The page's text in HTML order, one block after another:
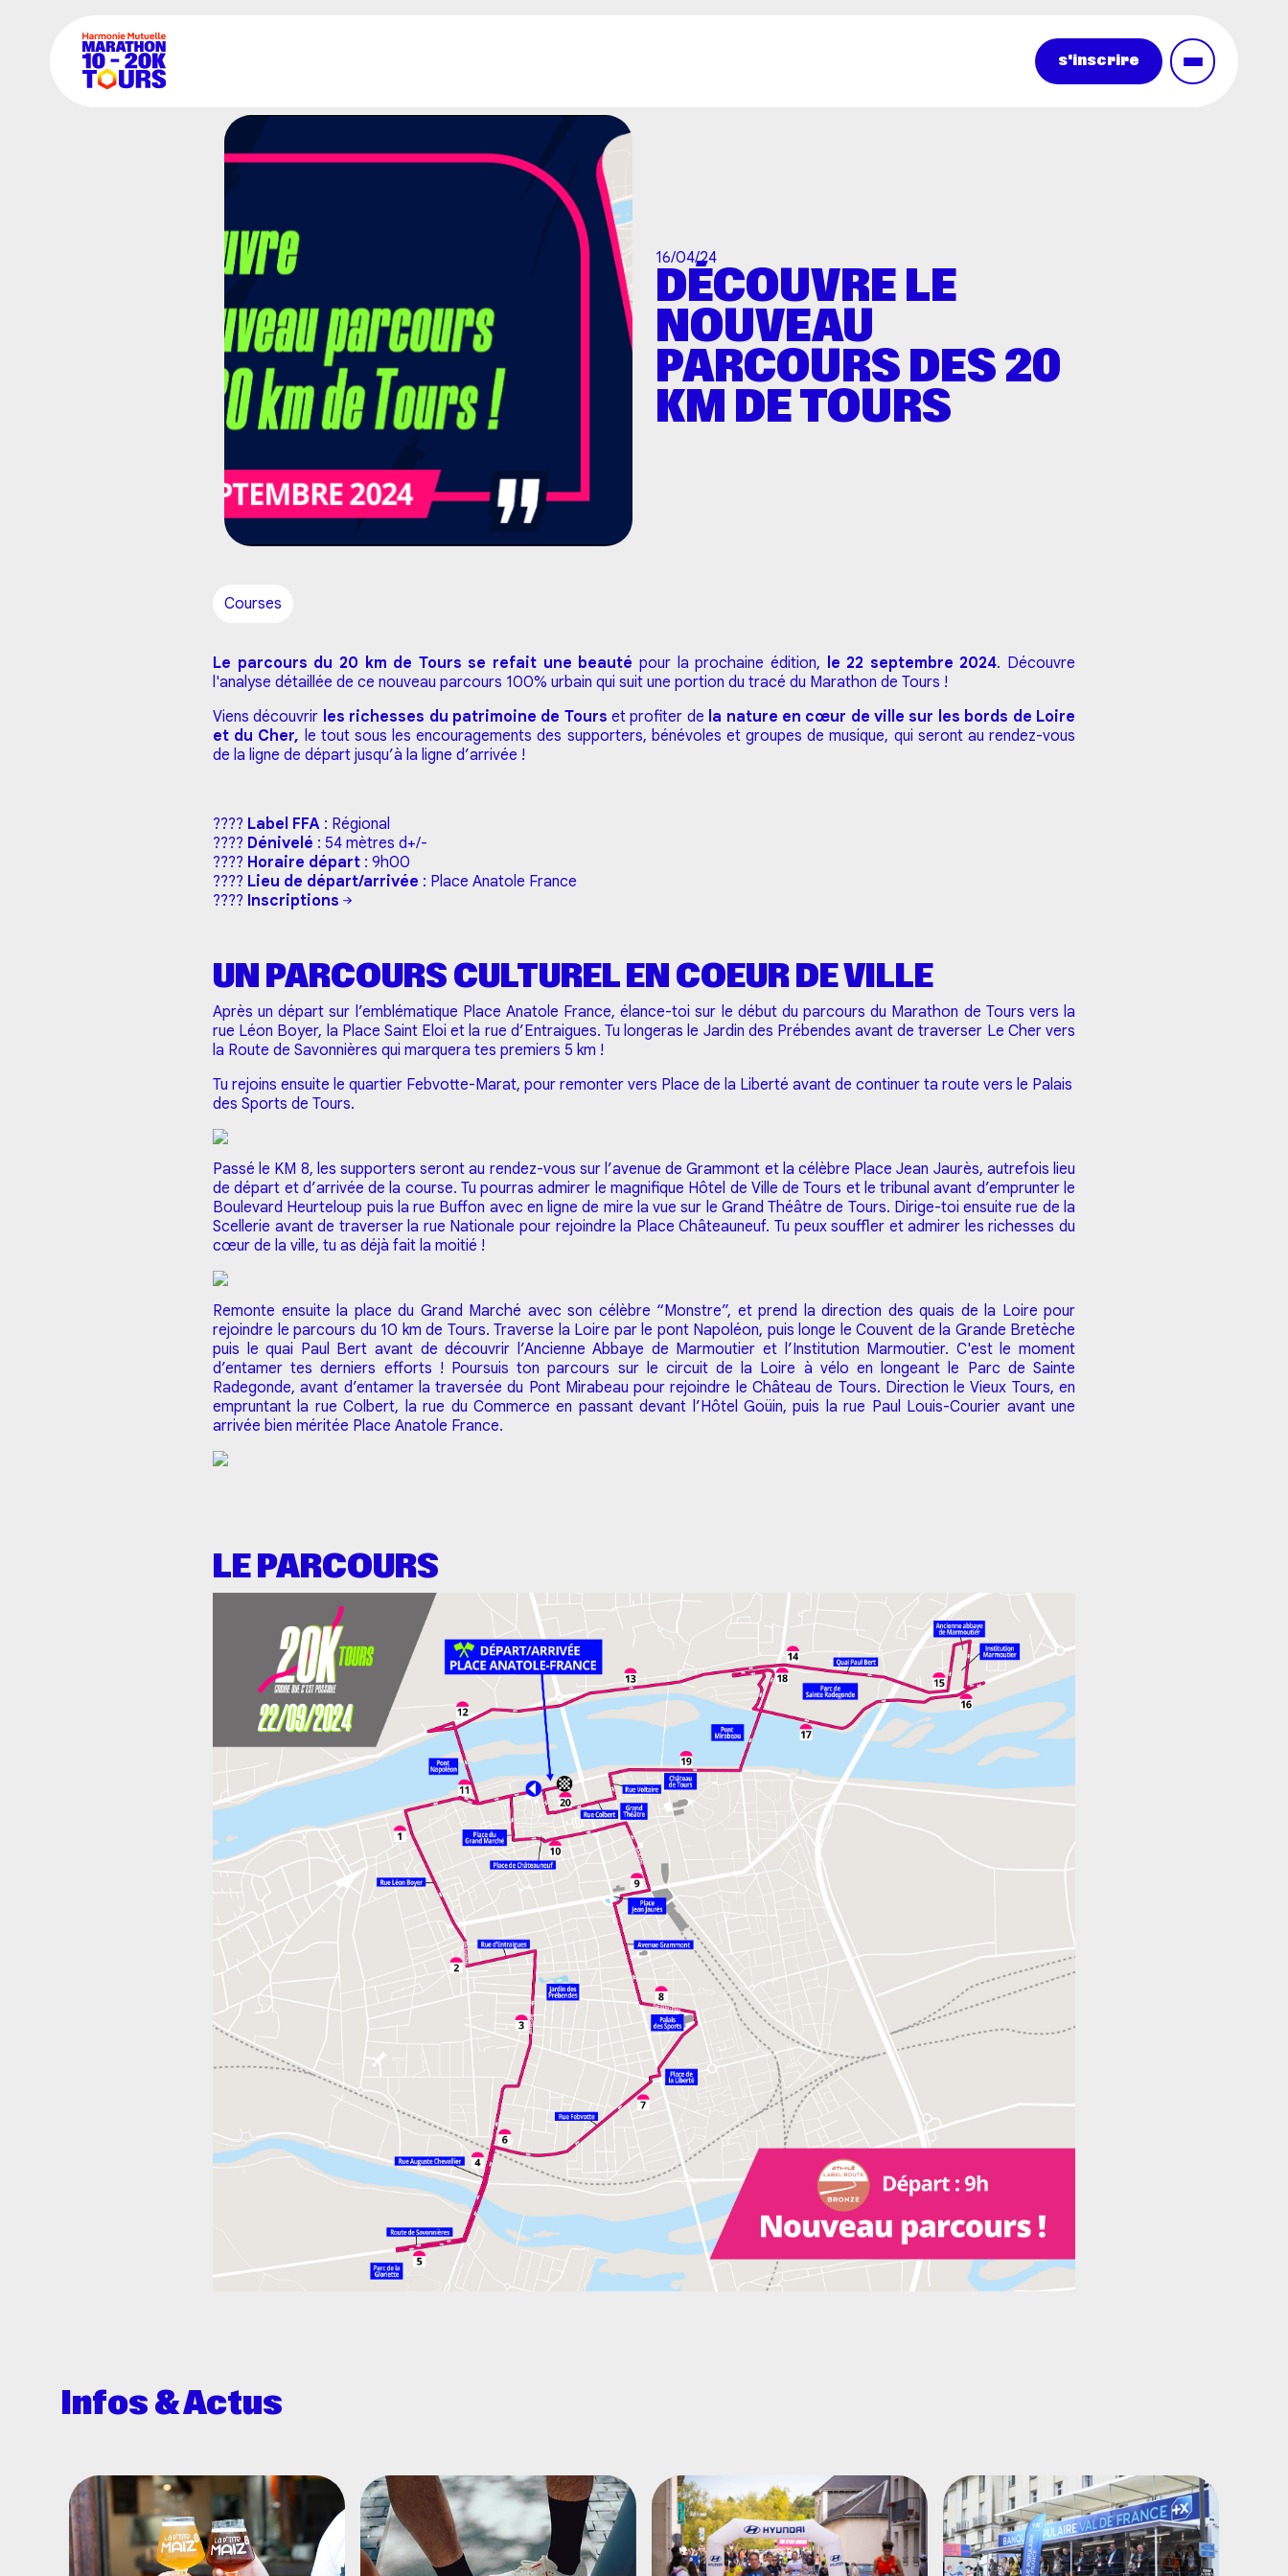
s'inscrire
16/04/24
DÉCOUVRE LE
NOUVEAU
PARCOURS DES 20
KM DE TOURS
Courses
Le parcours du 20 km de Tours se refait une beauté pour la prochaine édition, le 22 septembre 2024. Découvre
l'analyse détaillée de ce nouveau parcours 100% urbain qui suit une portion du tracé du Marathon de Tours !
Viens découvrir les richesses du patrimoine de Tours et profiter de la nature en cœur de ville sur les bords de Loire
et du Cher, le tout sous les encouragements des supporters, bénévoles et groupes de musique, qui seront au rendez-vous
de la ligne de départ jusqu’à la ligne d’arrivée !
???? Label FFA : Régional
???? Dénivelé : 54 mètres d+/-
???? Horaire départ : 9h00
???? Lieu de départ/arrivée : Place Anatole France
???? Inscriptions
UN PARCOURS CULTUREL EN COEUR DE VILLE
Après un départ sur l’emblématique Place Anatole France, élance-toi sur le début du parcours du Marathon de Tours vers la
rue Léon Boyer, la Place Saint Eloi et la rue d’Entraigues. Tu longeras le Jardin des Prébendes avant de traverser Le Cher vers
la Route de Savonnières qui marquera tes premiers 5 km !
Tu rejoins ensuite le quartier Febvotte-Marat, pour remonter vers Place de la Liberté avant de continuer ta route vers le Palais
des Sports de Tours.
Passé le KM 8, les supporters seront au rendez-vous sur l’avenue de Grammont et la célèbre Place Jean Jaurès, autrefois lieu
de départ et d’arrivée de la course. Tu pourras admirer le magnifique Hôtel de Ville de Tours et le tribunal avant d’emprunter le
Boulevard Heurteloup puis la rue Buffon avec en ligne de mire la vue sur le Grand Théâtre de Tours. Dirige-toi ensuite rue de la
Scellerie avant de traverser la rue Nationale pour rejoindre la Place Châteauneuf. Tu peux souffler et admirer les richesses du
cœur de la ville, tu as déjà fait la moitié !
Remonte ensuite la place du Grand Marché avec son célèbre “Monstre”, et prend la direction des quais de la Loire pour
rejoindre le parcours du 10 km de Tours. Traverse la Loire par le pont Napoléon, puis longe le Couvent de la Grande Bretèche
puis le quai Paul Bert avant de découvrir l’Ancienne Abbaye de Marmoutier et l’Institution Marmoutier. C'est le moment
d’entamer tes derniers efforts ! Poursuis ton parcours sur le circuit de la Loire à vélo en longeant le Parc de Sainte
Radegonde, avant d’entamer la traversée du Pont Mirabeau pour rejoindre le Château de Tours. Direction le Vieux Tours, en
empruntant la rue Colbert, la rue du Commerce en passant devant l’Hôtel Goüin, puis la rue Paul Louis-Courier avant une
arrivée bien méritée Place Anatole France.
LE PARCOURS
Infos & Actus